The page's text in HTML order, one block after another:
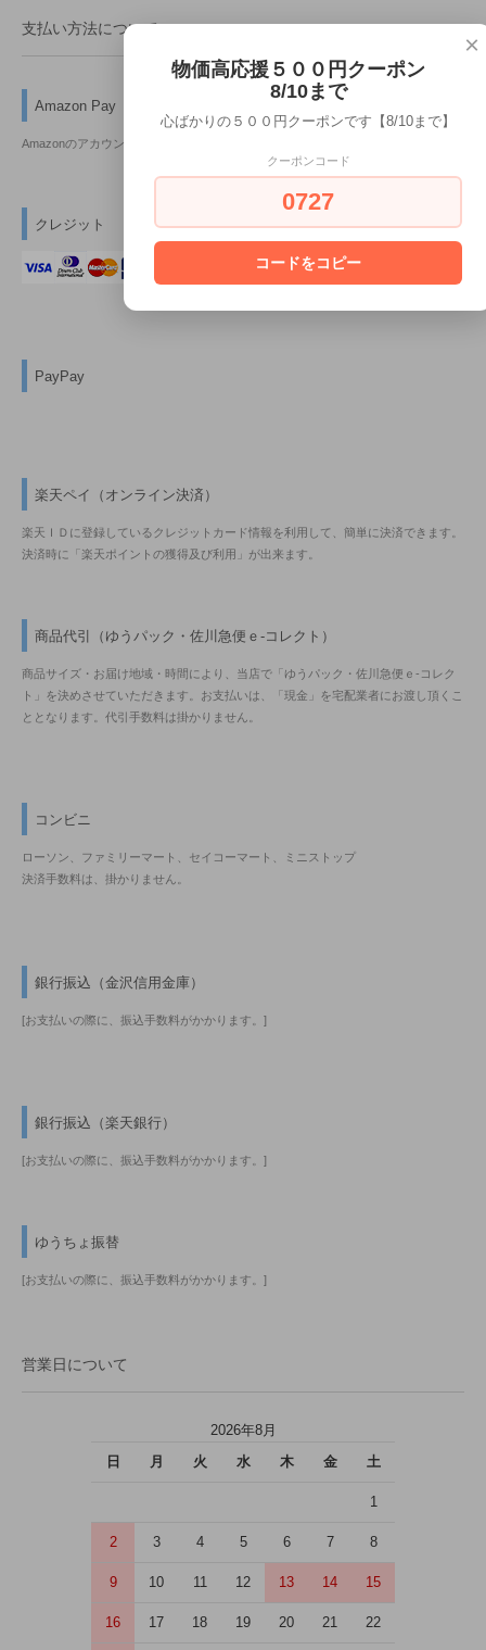
支払い方法について
Amazon Pay
Amazonのアカウントに登録された配送先や支払い方法を利用して決済できます。
クレジット
PayPay
楽天ペイ（オンライン決済）
楽天ＩＤに登録しているクレジットカード情報を利用して、簡単に決済できます。
決済時に「楽天ポイントの獲得及び利用」が出来ます。
商品代引（ゆうパック・佐川急便ｅ-コレクト）
商品サイズ・お届け地域・時間により、当店で「ゆうパック・佐川急便ｅ-コレク
ト」を決めさせていただきます。お支払いは、「現金」を宅配業者にお渡し頂くこ
ととなります。代引手数料は掛かりません。
コンビニ
ローソン、ファミリーマート、セイコーマート、ミニストップ
決済手数料は、掛かりません。
銀行振込（金沢信用金庫）
[お支払いの際に、振込手数料がかかります。]
銀行振込（楽天銀行）
[お支払いの際に、振込手数料がかかります。]
ゆうちょ振替
[お支払いの際に、振込手数料がかかります。]
営業日について
2026年8月
日 月 火 水 木 金 土
1
2 3 4 5 6 7 8
9 10 11 12 13 14 15
16 17 18 19 20 21 22
×
物価高応援５００円クーポン
8/10まで
心ばかりの５００円クーポンです【8/10まで】
クーポンコード
0727
コードをコピー